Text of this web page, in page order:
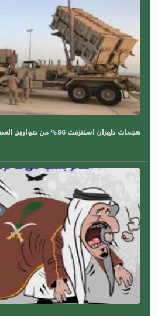
هجمات طهران استنزفت 86% من صواريخ السعودية الاعتراضية